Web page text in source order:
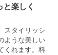
楽しく
スタイリッシ
ような美しい
くれます。料